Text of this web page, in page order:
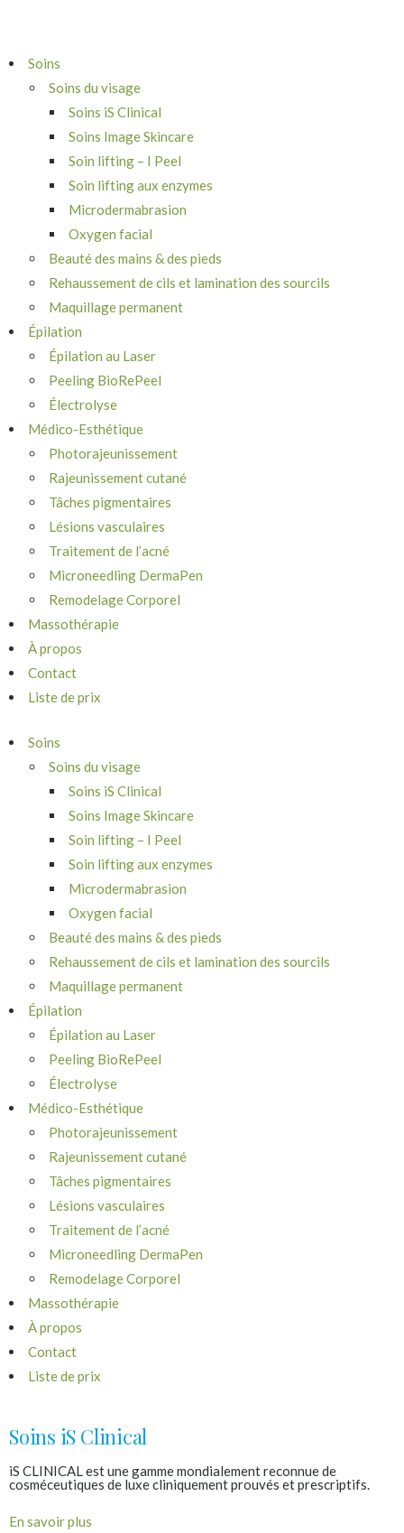
Soins
Soins du visage
Soins iS Clinical
Soins Image Skincare
Soin lifting – I Peel
Soin lifting aux enzymes
Microdermabrasion
Oxygen facial
Beauté des mains & des pieds
Rehaussement de cils et lamination des sourcils
Maquillage permanent
Épilation
Épilation au Laser
Peeling BioRePeel
Électrolyse
Médico-Esthétique
Photorajeunissement
Rajeunissement cutané
Tâches pigmentaires
Lésions vasculaires
Traitement de l’acné
Microneedling DermaPen
Remodelage Corporel
Massothérapie
À propos
Contact
Liste de prix
Soins
Soins du visage
Soins iS Clinical
Soins Image Skincare
Soin lifting – I Peel
Soin lifting aux enzymes
Microdermabrasion
Oxygen facial
Beauté des mains & des pieds
Rehaussement de cils et lamination des sourcils
Maquillage permanent
Épilation
Épilation au Laser
Peeling BioRePeel
Électrolyse
Médico-Esthétique
Photorajeunissement
Rajeunissement cutané
Tâches pigmentaires
Lésions vasculaires
Traitement de l’acné
Microneedling DermaPen
Remodelage Corporel
Massothérapie
À propos
Contact
Liste de prix
Soins iS Clinical
iS CLINICAL est une gamme mondialement reconnue de
cosméceutiques de luxe cliniquement prouvés et prescriptifs.
En savoir plus